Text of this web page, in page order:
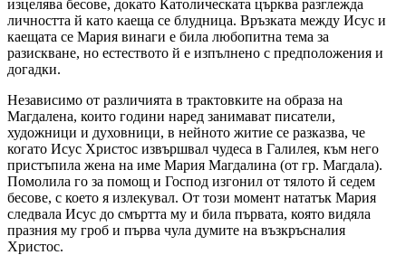
изцелява бесове, докато Католическата църква разглежда
личността й като каеща се блудница. Връзката между Исус и
каещата се Мария винаги е била любопитна тема за
разискване, но естеството й е изпълнено с предположения и
догадки.
Независимо от различията в трактовките на образа на
Магдалена, които години наред занимават писатели,
художници и духовници, в нейното житие се разказва, че
когато Исус Христос извършвал чудеса в Галилея, към него
пристъпила жена на име Мария Магдалина (от гр. Магдала).
Помолила го за помощ и Господ изгонил от тялото й седем
бесове, с което я излекувал. От този момент нататък Мария
следвала Исус до смъртта му и била първата, която видяла
празния му гроб и първа чула думите на възкръсналия
Христос.